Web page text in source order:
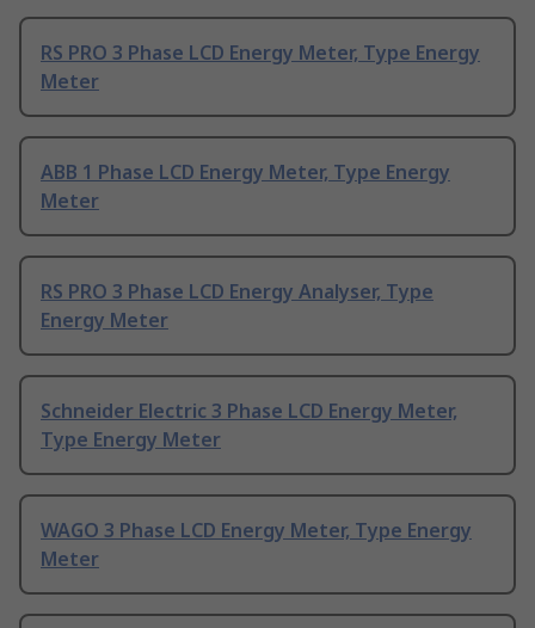
RS PRO 3 Phase LCD Energy Meter, Type Energy
Meter
ABB 1 Phase LCD Energy Meter, Type Energy
Meter
RS PRO 3 Phase LCD Energy Analyser, Type
Energy Meter
Schneider Electric 3 Phase LCD Energy Meter,
Type Energy Meter
WAGO 3 Phase LCD Energy Meter, Type Energy
Meter